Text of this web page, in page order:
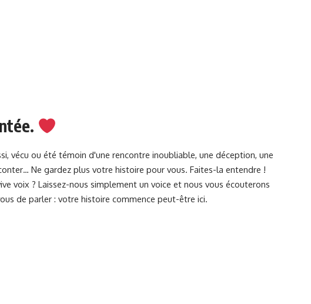
vécu ou été témoin d'une rencontre inoubliable, une déception, une
Ne gardez plus votre histoire pour vous. Faites-la entendre !
voix ? Laissez-nous simplement un voice et nous vous écouterons
de parler : votre histoire commence peut-être ici.